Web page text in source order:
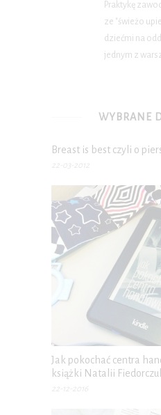
Praktykę
ze "świeżo
dziećmi na
jednym z
WYBRANE
Breast is best czyli o
22-03-2012
Jak pokochać centra
książki Natalii
22-12-2016